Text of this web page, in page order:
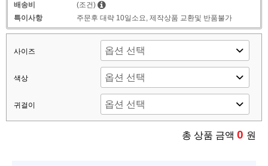
배송비
(조건)
특이사항
주문후 대략 10일소요, 제작상품 교환및 반품불가
사이즈
색상
귀걸이
총 상품 금액 0 원